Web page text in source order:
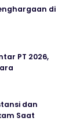
di
PT 2026,
dan
Saat